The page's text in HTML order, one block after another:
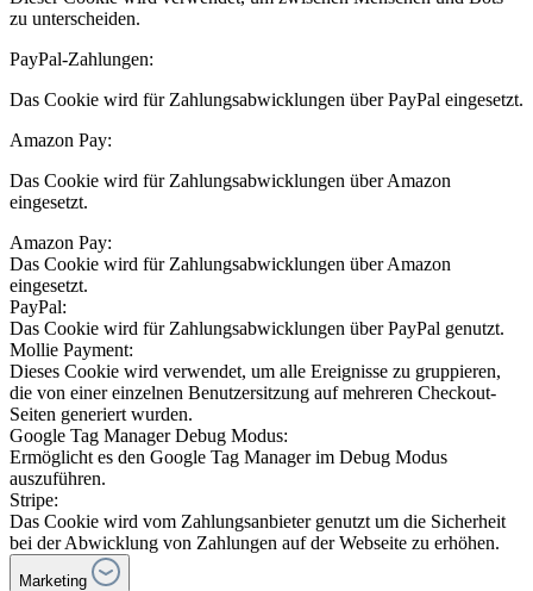
zu unterscheiden.
PayPal-Zahlungen:
Das Cookie wird für Zahlungsabwicklungen über PayPal eingesetzt.
Amazon Pay:
Das Cookie wird für Zahlungsabwicklungen über Amazon
eingesetzt.
Amazon Pay:
Das Cookie wird für Zahlungsabwicklungen über Amazon
eingesetzt.
PayPal:
Das Cookie wird für Zahlungsabwicklungen über PayPal genutzt.
Mollie Payment:
Dieses Cookie wird verwendet, um alle Ereignisse zu gruppieren,
die von einer einzelnen Benutzersitzung auf mehreren Checkout-
Seiten generiert wurden.
Google Tag Manager Debug Modus:
Ermöglicht es den Google Tag Manager im Debug Modus
auszuführen.
Stripe:
Das Cookie wird vom Zahlungsanbieter genutzt um die Sicherheit
bei der Abwicklung von Zahlungen auf der Webseite zu erhöhen.
Marketing